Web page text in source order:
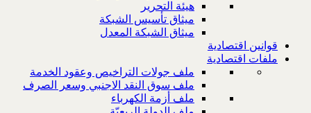
هيئة التحرير
ميثاق تأسيس الشبكة
ميثاق الشبكة المعدل
قوانين اقتصادية
ملفات اقتصادية
ملف جولات التراخيص وعقود الخدمة
ملف سوق النقد الاجنبي وسعر الصرف
ملف أزمة الكهرباء